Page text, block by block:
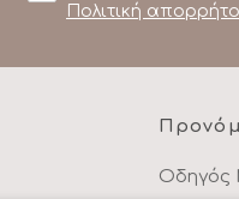
Πολιτική
Οδηγός